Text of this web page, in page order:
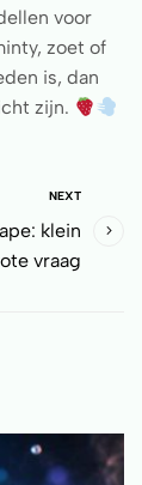
voor
zoet of
is, dan
zijn.
NEXT
klein
vraag